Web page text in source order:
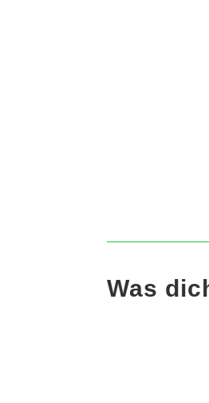
Was